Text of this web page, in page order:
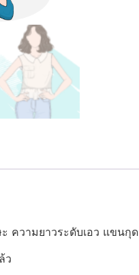
ความยาวระดับเอว แขนกุ
ว